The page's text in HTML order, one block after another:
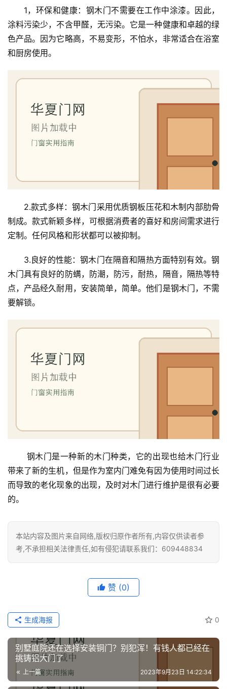
门
卫
间
门
装
安
维
联
们
1，环保和健康：钢木门不需要在工作中涂漆。因此，
涂料污染少，不含甲醛，无污染。它是一种健康和卓越的绿
色产品。因为它略高，不易变形，不怕水，非常适合在浴室
和厨房使用。
2.款式多样：钢木门采用优质钢板压花和木制内部肋骨
制成。款式新颖多样，可根据消费者的喜好和房间需求进行
定制。任何风格和形状都可以被抑制。
3.良好的性能：钢木门在隔音和隔热方面特别有效。钢
木门具有良好的防螨，防潮，防污，耐热，隔音，隔热等特
点，产品经久耐用，安装简单，简单。他们是钢木门，不需
要解锁。
​ 钢木门是一种新的木门种类，它的出现也给木门行业
带来了新的生机，但是作为室内门难免有因为使用时间过长
而导致的老化现象的出现，及时对木门进行维护是很有必要
的。
本站内容及图片来自网络,版权归原作者所有,内容仅供读者参
考,不承担相关法律责任,如有侵犯请联系我们：609448834
赞 (0)
0
生成海报
别墅庭院还在选择安装铜门？别犯浑！有钱人都已经在
挑铸铝大门了
上一篇 2023年9月23日 14:22:34